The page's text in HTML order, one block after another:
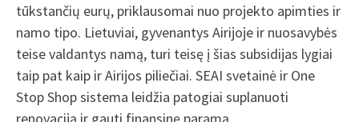
tūkstančių eurų, priklausomai nuo projekto apimties ir
namo tipo. Lietuviai, gyvenantys Airijoje ir nuosavybės
teise valdantys namą, turi teisę į šias subsidijas lygiai
taip pat kaip ir Airijos piliečiai. SEAI svetainė ir One
Stop Shop sistema leidžia patogiai suplanuoti